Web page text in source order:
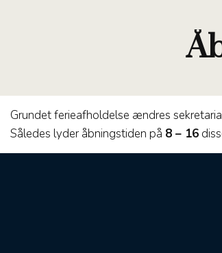
Grundet ferieafholdelse ændres
Således lyder åbningstiden på 8 – 16